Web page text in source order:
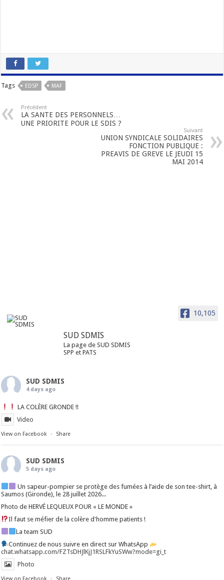
Tags EDSP MAF
Précédent
LA SANTE DES PERSONNELS…
UNE PRIORITE POUR LE SDIS ?
Suivant
UNION SYNDICALE SOLIDAIRES
FONCTION PUBLIQUE :
PREAVIS DE GREVE LE JEUDI 15
MAI 2014
10,105
SUD SDMIS
La page de SUD SDMIS
SPP et PATS
SUD SDMIS
4 days ago
LA COLÈRE GRONDE !!
Video
View on Facebook · Share
SUD SDMIS
5 days ago
Un sapeur-pompier se protège des fumées à l’aide de son tee-shirt, à
Saumos (Gironde), le 28 juillet 2026...
Photo de HERVÉ LEQUEUX POUR « LE MONDE »
Il faut se méfier de la colère d'homme patients !
La team SUD
Continuez de nous suivre en direct sur WhatsApp
chat.whatsapp.com/FZTsDHJlKjJ1RSLFkYuSWw?mode=gi_t
Photo